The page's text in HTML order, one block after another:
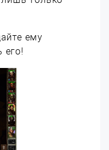
ему
его!